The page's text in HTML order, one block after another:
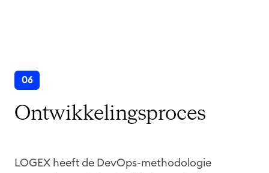
06
Ontwikkelingsproces
LOGEX heeft de DevOps-methodologie